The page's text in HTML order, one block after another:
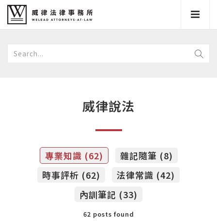
威律說法
專業知識 (62)
雜記隨筆 (8)
時事評析 (62)
法律常識 (42)
內訓筆記 (33)
62 posts found